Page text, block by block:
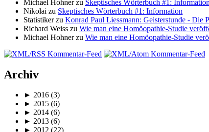
Michael Hohner zu Skeptisches Wörterbuch #1: Information
Nikolai zu Skeptisches Wörterbuch #1: Information
Statistiker zu Konrad Paul Liessmann: Geisterstunde - Die
Richard Weiss zu Wie man eine Homöopathie-Studie
Michael Hohner zu Wie man eine Homöopathie-Studie
Archiv
► 2016 (3)
► 2015 (6)
► 2014 (6)
► 2013 (6)
► 2012 (22)